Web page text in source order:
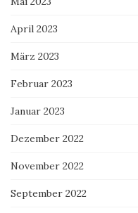
April 2023
März 2023
Februar 2023
Januar 2023
Dezember 2022
November 2022
September 2022